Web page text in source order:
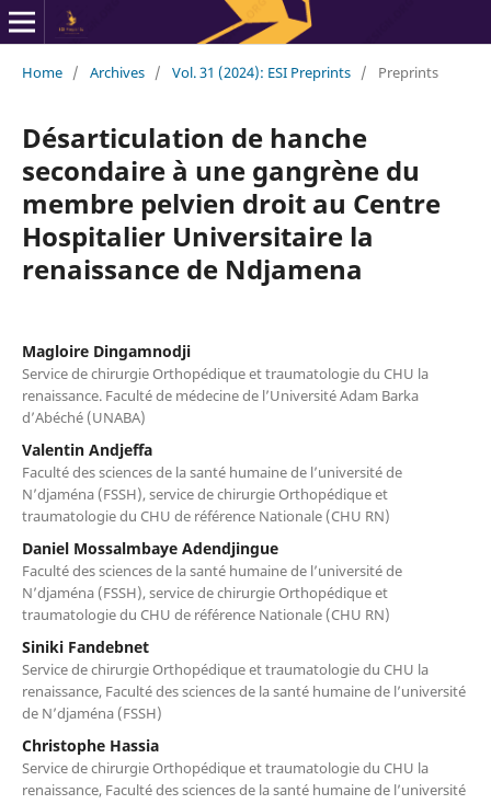
Home / Archives / Vol. 31 (2024): ESI Preprints / Preprints
Désarticulation de hanche
secondaire à une gangrène du
membre pelvien droit au Centre
Hospitalier Universitaire la
renaissance de Ndjamena
Magloire Dingamnodji
Service de chirurgie Orthopédique et traumatologie du CHU la
renaissance. Faculté de médecine de l’Université Adam Barka
d’Abéché (UNABA)
Valentin Andjeffa
Faculté des sciences de la santé humaine de l’université de
N’djaména (FSSH), service de chirurgie Orthopédique et
traumatologie du CHU de référence Nationale (CHU RN)
Daniel Mossalmbaye Adendjingue
Faculté des sciences de la santé humaine de l’université de
N’djaména (FSSH), service de chirurgie Orthopédique et
traumatologie du CHU de référence Nationale (CHU RN)
Siniki Fandebnet
Service de chirurgie Orthopédique et traumatologie du CHU la
renaissance, Faculté des sciences de la santé humaine de l’université
de N’djaména (FSSH)
Christophe Hassia
Service de chirurgie Orthopédique et traumatologie du CHU la
renaissance, Faculté des sciences de la santé humaine de l’université